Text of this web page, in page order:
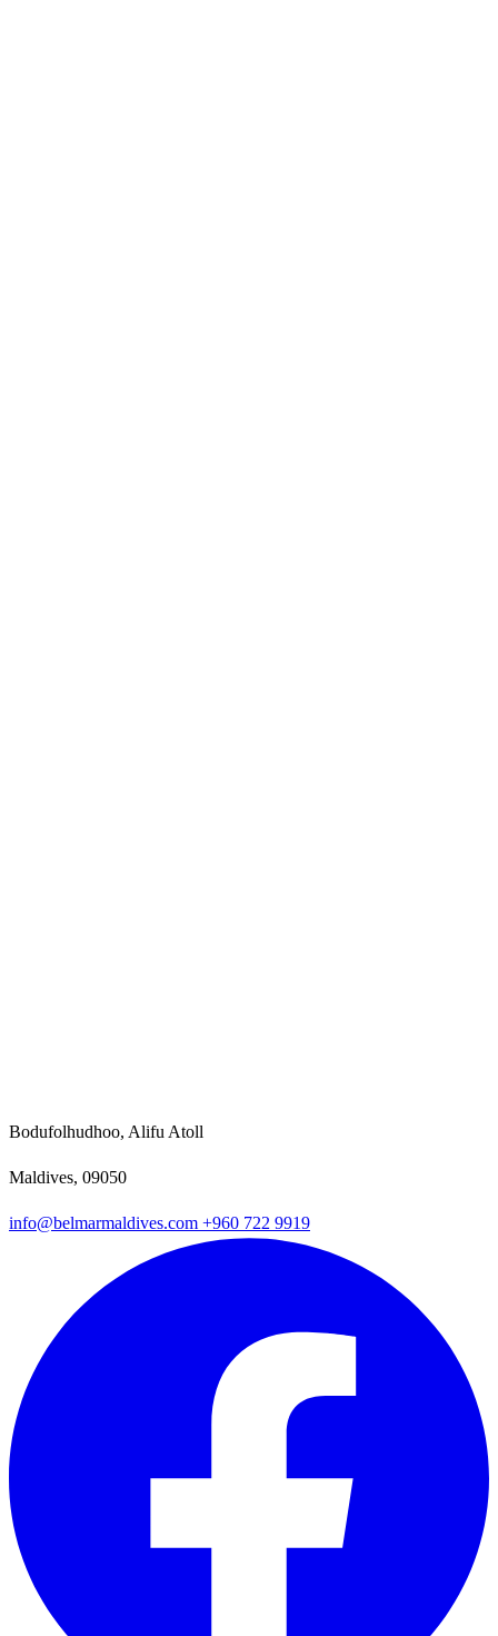
Bodufolhudhoo, Alifu Atoll
Maldives, 09050
info@belmarmaldives.com +960 722 9919